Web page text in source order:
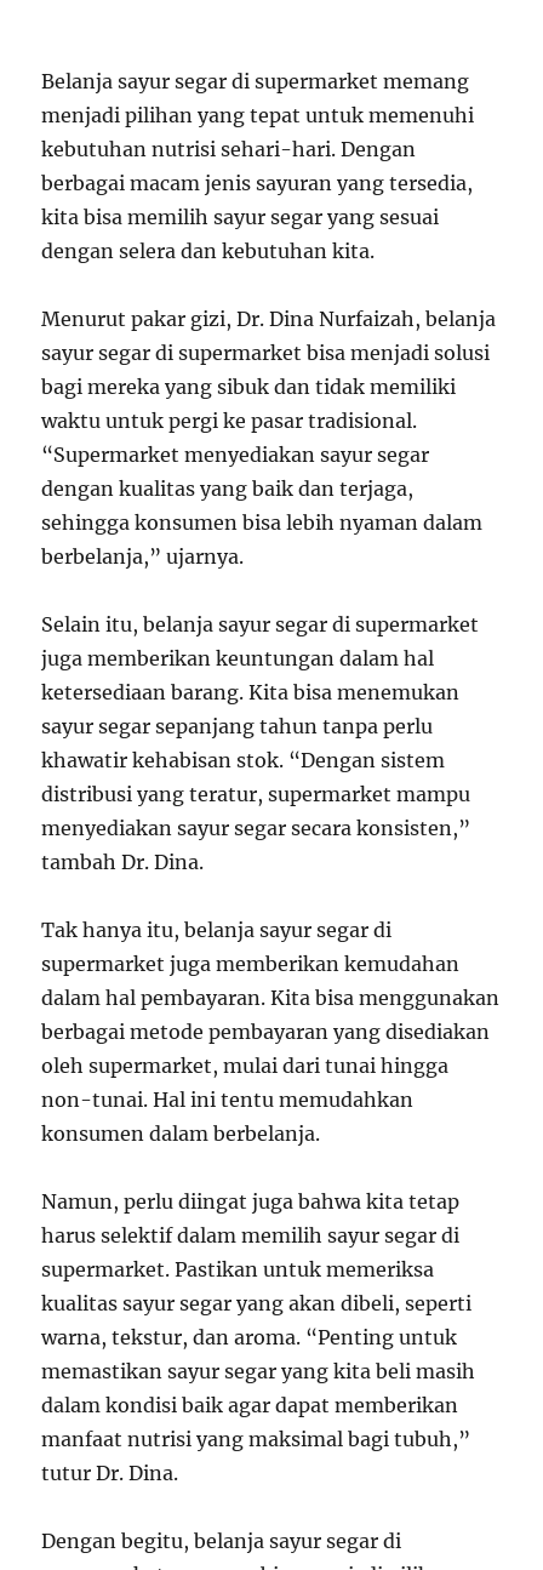
Belanja sayur segar di supermarket memang
menjadi pilihan yang tepat untuk memenuhi
kebutuhan nutrisi sehari-hari. Dengan
berbagai macam jenis sayuran yang tersedia,
kita bisa memilih sayur segar yang sesuai
dengan selera dan kebutuhan kita.
Menurut pakar gizi, Dr. Dina Nurfaizah, belanja
sayur segar di supermarket bisa menjadi solusi
bagi mereka yang sibuk dan tidak memiliki
waktu untuk pergi ke pasar tradisional.
“Supermarket menyediakan sayur segar
dengan kualitas yang baik dan terjaga,
sehingga konsumen bisa lebih nyaman dalam
berbelanja,” ujarnya.
Selain itu, belanja sayur segar di supermarket
juga memberikan keuntungan dalam hal
ketersediaan barang. Kita bisa menemukan
sayur segar sepanjang tahun tanpa perlu
khawatir kehabisan stok. “Dengan sistem
distribusi yang teratur, supermarket mampu
menyediakan sayur segar secara konsisten,”
tambah Dr. Dina.
Tak hanya itu, belanja sayur segar di
supermarket juga memberikan kemudahan
dalam hal pembayaran. Kita bisa menggunakan
berbagai metode pembayaran yang disediakan
oleh supermarket, mulai dari tunai hingga
non-tunai. Hal ini tentu memudahkan
konsumen dalam berbelanja.
Namun, perlu diingat juga bahwa kita tetap
harus selektif dalam memilih sayur segar di
supermarket. Pastikan untuk memeriksa
kualitas sayur segar yang akan dibeli, seperti
warna, tekstur, dan aroma. “Penting untuk
memastikan sayur segar yang kita beli masih
dalam kondisi baik agar dapat memberikan
manfaat nutrisi yang maksimal bagi tubuh,”
tutur Dr. Dina.
Dengan begitu, belanja sayur segar di